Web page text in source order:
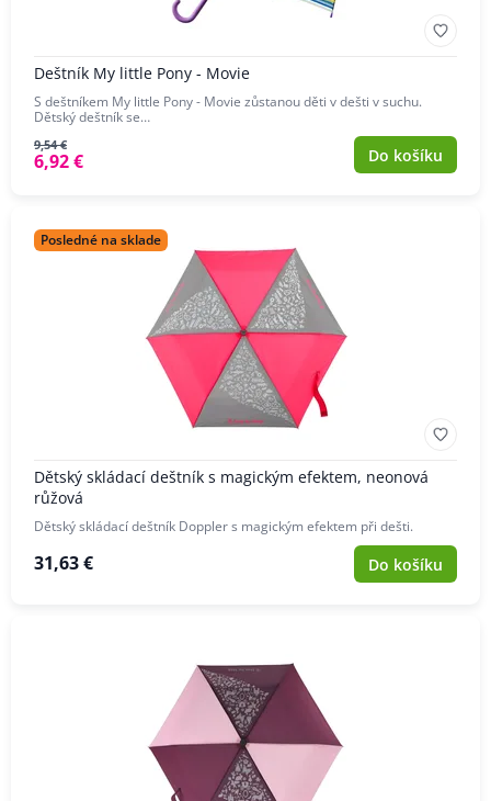
Deštník My little Pony - Movie
S deštníkem My little Pony - Movie zůstanou děti v dešti v suchu.
Dětský deštník se…
9,54 €
6,92 € Do košíku
Posledné na sklade
Dětský skládací deštník s magickým efektem, neonová
růžová
Dětský skládací deštník Doppler s magickým efektem při dešti.
31,63 € Do košíku